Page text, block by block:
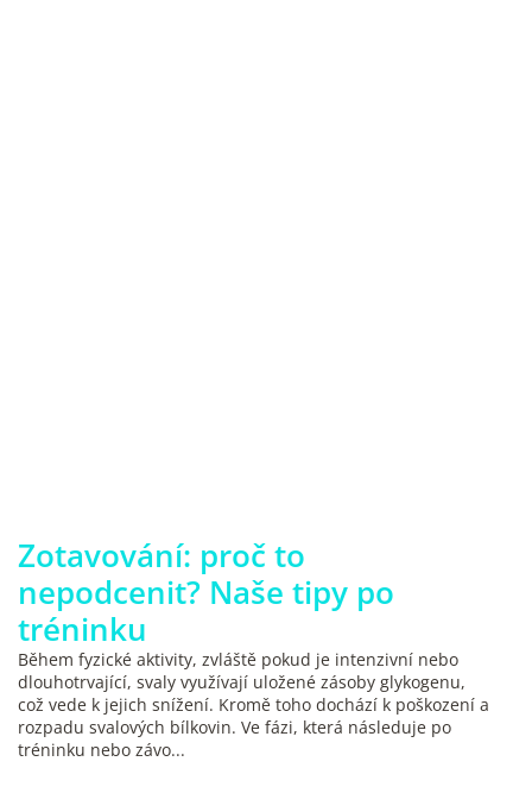
Zotavování: proč to
nepodcenit? Naše tipy po
tréninku
Během fyzické aktivity, zvláště pokud je intenzivní nebo
dlouhotrvající, svaly využívají uložené zásoby glykogenu,
což vede k jejich snížení. Kromě toho dochází k poškození a
rozpadu svalových bílkovin. Ve fázi, která následuje po
tréninku nebo závo...